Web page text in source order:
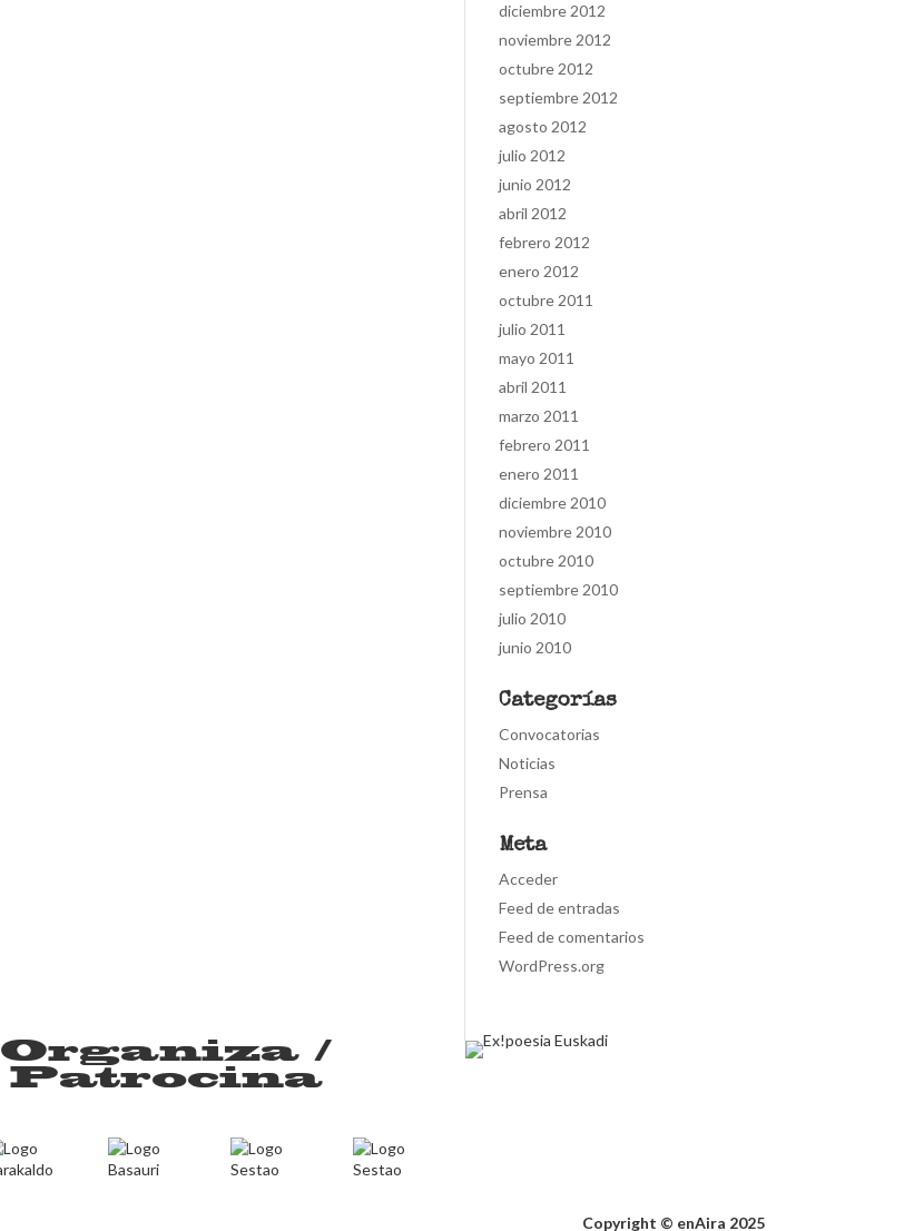
diciembre 2012
noviembre 2012
octubre 2012
septiembre 2012
agosto 2012
julio 2012
junio 2012
abril 2012
febrero 2012
enero 2012
octubre 2011
julio 2011
mayo 2011
abril 2011
marzo 2011
febrero 2011
enero 2011
diciembre 2010
noviembre 2010
octubre 2010
septiembre 2010
julio 2010
junio 2010
Categorías
Convocatorias
Noticias
Prensa
Meta
Acceder
Feed de entradas
Feed de comentarios
WordPress.org
Organiza /
Patrocina
Copyright © enAira 2025